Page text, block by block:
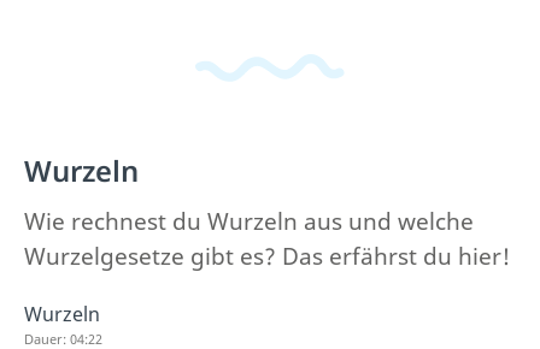
Wurzeln
Wie rechnest du Wurzeln aus und welche
Wurzelgesetze gibt es? Das erfährst du hier!
Wurzeln
Dauer: 04:22